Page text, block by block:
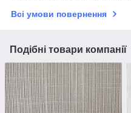
Всі умови повернення
Подібні товари компанії